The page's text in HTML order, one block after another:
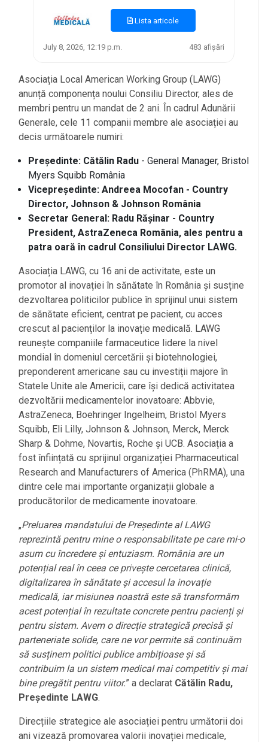
Lista articole
July 8, 2026, 12:19 p.m. 483 afișări
Asociația Local American Working Group (LAWG)
anunță componența noului Consiliu Director, ales de
membri pentru un mandat de 2 ani. În cadrul Adunării
Generale, cele 11 companii membre ale asociației au
decis următoarele numiri:
Președinte: Cătălin Radu - General Manager, Bristol
Myers Squibb România
Vicepreședinte: Andreea Mocofan - Country
Director, Johnson & Johnson România
Secretar General: Radu Rășinar - Country
President, AstraZeneca România, ales pentru a
patra oară în cadrul Consiliului Director LAWG.
Asociația LAWG, cu 16 ani de activitate, este un
promotor al inovației în sănătate în România și susține
dezvoltarea politicilor publice în sprijinul unui sistem
de sănătate eficient, centrat pe pacient, cu acces
crescut al pacienților la inovație medicală. LAWG
reunește companiile farmaceutice lidere la nivel
mondial în domeniul cercetării și biotehnologiei,
preponderent americane sau cu investiții majore în
Statele Unite ale Americii, care își dedică activitatea
dezvoltării medicamentelor inovatoare: Abbvie,
AstraZeneca, Boehringer Ingelheim, Bristol Myers
Squibb, Eli Lilly, Johnson & Johnson, Merck, Merck
Sharp & Dohme, Novartis, Roche și UCB. Asociația a
fost înființată cu sprijinul organizației Pharmaceutical
Research and Manufacturers of America (PhRMA), una
dintre cele mai importante organizații globale a
producătorilor de medicamente inovatoare.
„Preluarea mandatului de Președinte al LAWG
reprezintă pentru mine o responsabilitate pe care mi-o
asum cu încredere și entuziasm. România are un
potențial real în ceea ce privește cercetarea clinică,
digitalizarea în sănătate și accesul la inovație
medicală, iar misiunea noastră este să transformăm
acest potențial în rezultate concrete pentru pacienți și
pentru sistem. Avem o direcție strategică precisă și
parteneriate solide, care ne vor permite să continuăm
să susținem politici publice ambițioase și să
contribuim la un sistem medical mai competitiv și mai
bine pregătit pentru viitor.” a declarat Cătălin Radu,
Președinte LAWG.
Direcțiile strategice ale asociației pentru următorii doi
ani vizează promovarea valorii inovației medicale,